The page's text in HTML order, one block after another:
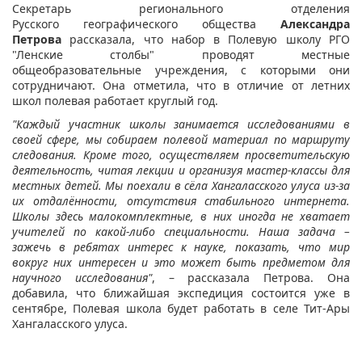
Секретарь регионального отделения
Русского географического общества Александра
Петрова рассказала, что набор в Полевую школу РГО
"Ленские столбы" проводят местные
общеобразовательные учреждения, с которыми они
сотрудничают. Она отметила, что в отличие от летних
школ полевая работает круглый год.
"Каждый участник школы занимается исследованиями в
своей сфере, мы собираем полевой материал по маршруту
следования. Кроме того, осуществляем просветительскую
деятельность, читая лекции и организуя мастер-классы для
местных детей. Мы поехали в сёла Хангаласского улуса из-за
их отдалённости, отсутствия стабильного интернета.
Школы здесь малокомплектные, в них иногда не хватает
учителей по какой-либо специальности. Наша задача –
зажечь в ребятах интерес к науке, показать, что мир
вокруг них интересен и это может быть предметом для
научного исследования", – рассказала Петрова. Она
добавила, что ближайшая экспедиция состоится уже в
сентябре, Полевая школа будет работать в селе Тит-Ары
Хангаласского улуса.